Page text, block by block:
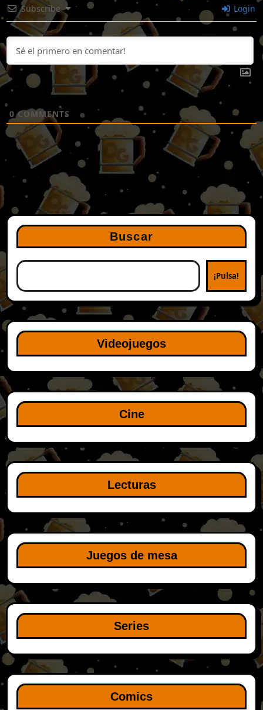
Subscribe Login
0COMMENTS
Buscar
¡Pulsa!
Videojuegos
Cine
Lecturas
Juegos de mesa
Series
Comics